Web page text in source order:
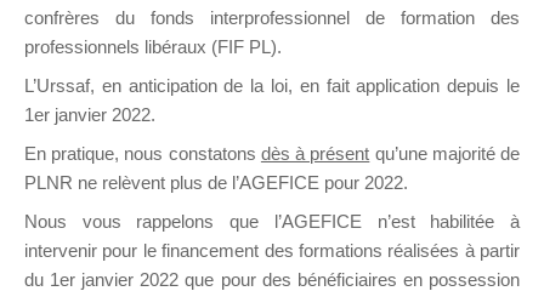
DIRIGEANT
il y a un mois
confrères du fonds interprofessionnel de formation des
professionnels libéraux (FIF PL).
L’Urssaf, en anticipation de la loi, en fait application depuis le
1er janvier 2022.
En pratique, nous constatons dès à présent qu’une majorité de
PLNR ne relèvent plus de l’AGEFICE pour 2022.
Nous vous rappelons que l’AGEFICE n’est habilitée à
intervenir pour le financement des formations réalisées à partir
du 1er janvier 2022 que pour des bénéficiaires en possession